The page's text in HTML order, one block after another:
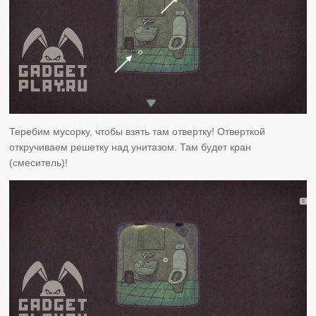
Теребим мусорку, чтобы взять там отвертку! Отверткой
откручиваем решетку над унитазом. Там будет кран
(смеситель)!